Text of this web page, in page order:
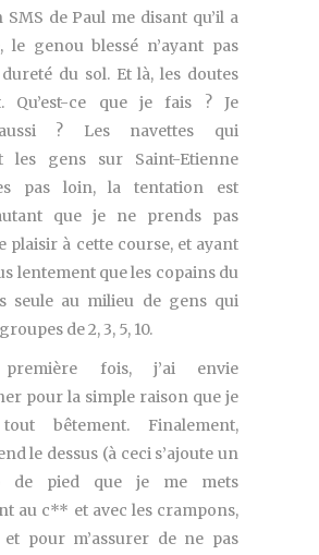
de Paul me disant qu’il a
le genou blessé n’ayant pas
du sol. Et là, les doutes
Qu’est-ce que je fais ? Je
aussi ? Les navettes qui
les gens sur Saint-Etienne
pas loin, la tentation est
que je ne prends pas
plaisir à cette course, et ayant
lentement que les copains du
seule au milieu de gens qui
de 2, 3, 5, 10.
fois, j’ai envie
pour la simple raison que je
tout bêtement. Finalement,
le dessus (à ceci s’ajoute un
de pied que je me mets
au c** et avec les crampons,
pour m’assurer de ne pas